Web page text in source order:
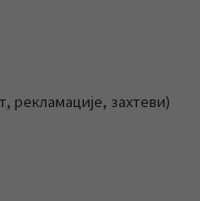
рекламације, захтеви)